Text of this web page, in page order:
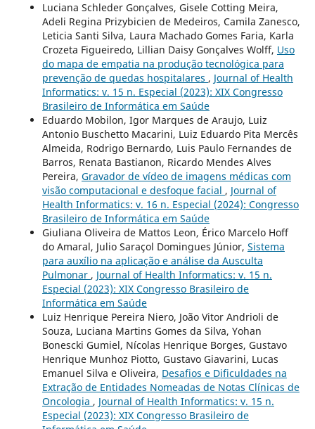
Luciana Schleder Gonçalves, Gisele Cotting Meira,
Adeli Regina Prizybicien de Medeiros, Camila Zanesco,
Leticia Santi Silva, Laura Machado Gomes Faria, Karla
Crozeta Figueiredo, Lillian Daisy Gonçalves Wolff, Uso
do mapa de empatia na produção tecnológica para
prevenção de quedas hospitalares , Journal of Health
Informatics: v. 15 n. Especial (2023): XIX Congresso
Brasileiro de Informática em Saúde
Eduardo Mobilon, Igor Marques de Araujo, Luiz
Antonio Buschetto Macarini, Luiz Eduardo Pita Mercês
Almeida, Rodrigo Bernardo, Luis Paulo Fernandes de
Barros, Renata Bastianon, Ricardo Mendes Alves
Pereira, Gravador de vídeo de imagens médicas com
visão computacional e desfoque facial , Journal of
Health Informatics: v. 16 n. Especial (2024): Congresso
Brasileiro de Informática em Saúde
Giuliana Oliveira de Mattos Leon, Érico Marcelo Hoff
do Amaral, Julio Saraçol Domingues Júnior, Sistema
para auxílio na aplicação e análise da Ausculta
Pulmonar , Journal of Health Informatics: v. 15 n.
Especial (2023): XIX Congresso Brasileiro de
Informática em Saúde
Luiz Henrique Pereira Niero, João Vitor Andrioli de
Souza, Luciana Martins Gomes da Silva, Yohan
Bonescki Gumiel, Nícolas Henrique Borges, Gustavo
Henrique Munhoz Piotto, Gustavo Giavarini, Lucas
Emanuel Silva e Oliveira, Desafios e Dificuldades na
Extração de Entidades Nomeadas de Notas Clínicas de
Oncologia , Journal of Health Informatics: v. 15 n.
Especial (2023): XIX Congresso Brasileiro de